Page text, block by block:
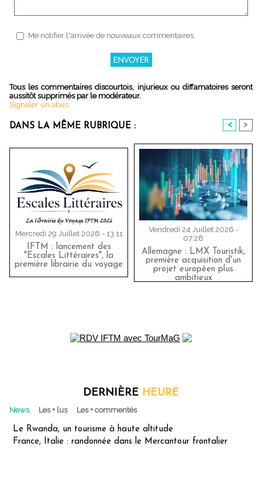
Me notifier l'arrivée de nouveaux commentaires
Tous les commentaires discourtois, injurieux ou diffamatoires seront
aussitôt supprimés par le modérateur.
Signaler un abus
DANS LA MÊME RUBRIQUE : < >
Mercredi 29 Juillet 2026 - 13:11
IFTM : lancement des
"Escales Littéraires", la
première librairie du voyage
Vendredi 24 Juillet 2026 -
07:28
Allemagne : LMX Touristik,
première acquisition d'un
projet européen plus
ambitieux
DERNIÈRE HEURE
News Les + lus Les + commentés
Le Rwanda, un tourisme à haute altitude
France, Italie : randonnée dans le Mercantour frontalier